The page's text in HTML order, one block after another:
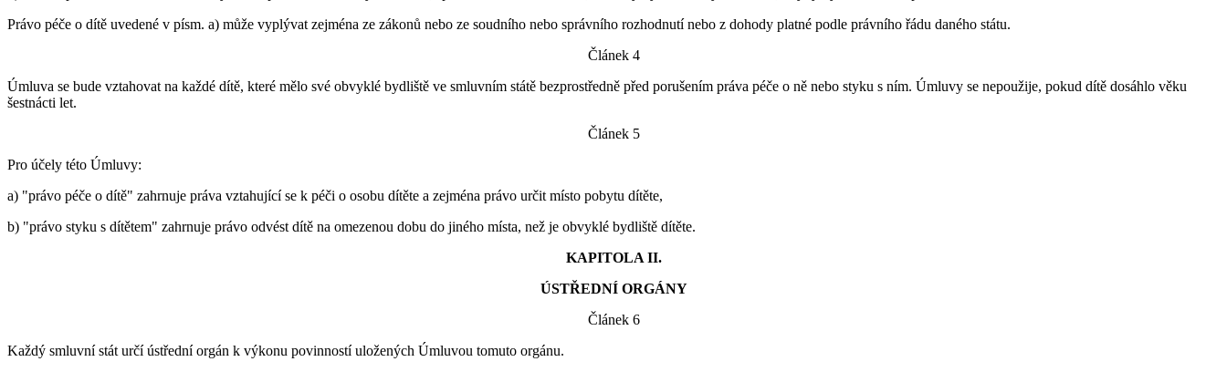
Právo péče o dítě uvedené v písm. a) může vyplývat zejména ze zákonů nebo ze soudního nebo správního rozhodnutí nebo z dohody platné podle právního řádu daného státu.
Článek 4
Úmluva se bude vztahovat na každé dítě, které mělo své obvyklé bydliště ve smluvním státě bezprostředně před porušením práva péče o ně nebo styku s ním. Úmluvy se nepoužije, pokud dítě dosáhlo věku
šestnácti let.
Článek 5
Pro účely této Úmluvy:
a) "právo péče o dítě" zahrnuje práva vztahující se k péči o osobu dítěte a zejména právo určit místo pobytu dítěte,
b) "právo styku s dítětem" zahrnuje právo odvést dítě na omezenou dobu do jiného místa, než je obvyklé bydliště dítěte.
KAPITOLA II.
ÚSTŘEDNÍ ORGÁNY
Článek 6
Každý smluvní stát určí ústřední orgán k výkonu povinností uložených Úmluvou tomuto orgánu.